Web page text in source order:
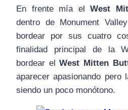
En frente mía el West
dentro de Monument
bordear por sus cuatro
finalidad principal de la
bordear elWest Mitten
aparecer apasionando pero
siendo un poco monótono.